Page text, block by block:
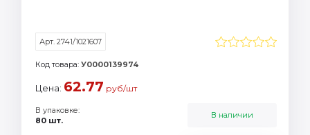
Арт. 2741/1021607
Код товара: У0000139974
Цена: 62.77 руб/шт
В упаковке:
80 шт.
В наличии